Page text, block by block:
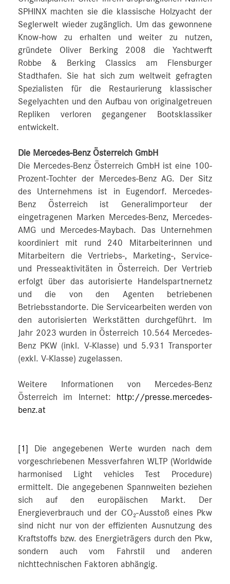
SPHINX machten sie die klassische Holzyacht der
Seglerwelt wieder zugänglich. Um das gewonnene
Know-how zu erhalten und weiter zu nutzen,
gründete Oliver Berking 2008 die Yachtwerft
Robbe & Berking Classics am Flensburger
Stadthafen. Sie hat sich zum weltweit gefragten
Spezialisten für die Restaurierung klassischer
Segelyachten und den Aufbau von originalgetreuen
Repliken verloren gegangener Bootsklassiker
entwickelt.
Die Mercedes-Benz Österreich GmbH
Die Mercedes-Benz Österreich GmbH ist eine 100-
Prozent-Tochter der Mercedes-Benz AG. Der Sitz
des Unternehmens ist in Eugendorf. Mercedes-
Benz Österreich ist Generalimporteur der
eingetragenen Marken Mercedes-Benz, Mercedes-
AMG und Mercedes-Maybach. Das Unternehmen
koordiniert mit rund 240 Mitarbeiterinnen und
Mitarbeitern die Vertriebs-, Marketing-, Service-
und Presseaktivitäten in Österreich. Der Vertrieb
erfolgt über das autorisierte Handelspartnernetz
und die von den Agenten betriebenen
Betriebsstandorte. Die Servicearbeiten werden von
den autorisierten Werkstätten durchgeführt. Im
Jahr 2023 wurden in Österreich 10.564 Mercedes-
Benz PKW (inkl. V-Klasse) und 5.931 Transporter
(exkl. V-Klasse) zugelassen.
Weitere Informationen von Mercedes-Benz
Österreich im Internet:
http://presse.mercedes-
benz.at
[1]
Die angegebenen Werte wurden nach dem
vorgeschriebenen Messverfahren WLTP (Worldwide
harmonised Light vehicles Test Procedure)
ermittelt. Die angegebenen Spannweiten beziehen
sich auf den europäischen Markt. Der
Energieverbrauch und der CO₂-Ausstoß eines Pkw
sind nicht nur von der effizienten Ausnutzung des
Kraftstoffs bzw. des Energieträgers durch den Pkw,
sondern auch vom Fahrstil und anderen
nichttechnischen Faktoren abhängig.